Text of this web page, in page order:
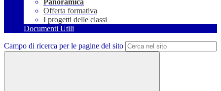
Panoramica
Offerta formativa
I progetti delle classi
Documenti Utili
Campo di ricerca per le pagine del sito